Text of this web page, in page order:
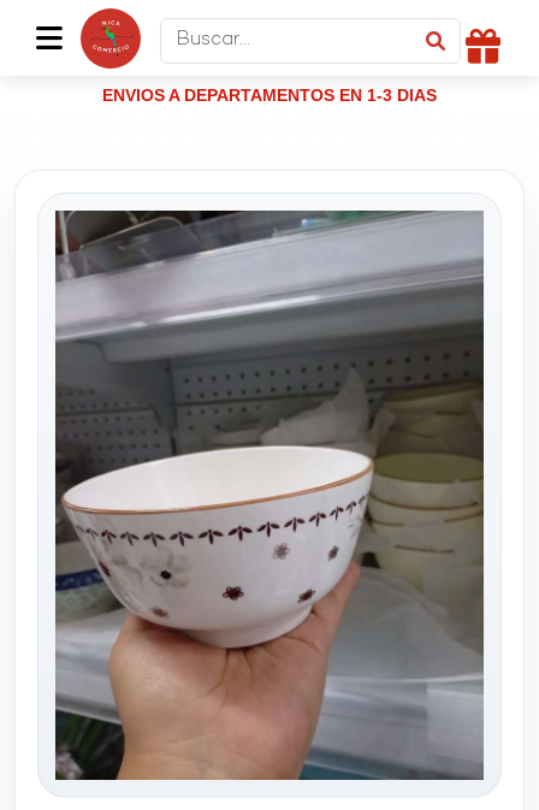
ENVIOS A DEPARTAMENTOS EN 1-3 DIAS